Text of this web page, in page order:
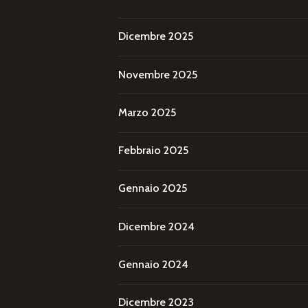
Dicembre 2025
Novembre 2025
Marzo 2025
Febbraio 2025
Gennaio 2025
Dicembre 2024
Gennaio 2024
Dicembre 2023